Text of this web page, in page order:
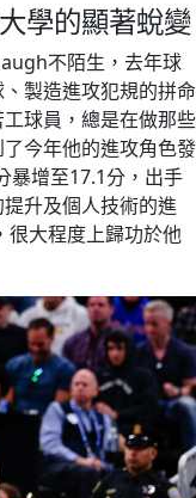
學的顯著蛻變
不陌生，去年球
製造進攻犯規的拼命
球員，總是在做那些
今年他的進攻角色發
暴增至17.1分，出手
升及個人技術的進
大程度上歸功於他